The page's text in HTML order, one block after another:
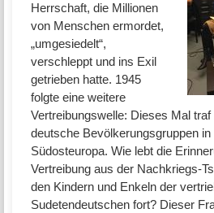
Herrschaft, die Millionen
von Menschen ermordet,
„umgesiedelt“,
verschleppt und ins Exil
getrieben hatte. 1945
folgte eine weitere
Vertreibungswelle: Dieses Mal
deutsche Bevölkerungsgruppen in
Südosteuropa. Wie lebt die
Vertreibung aus der Nachkriegs-
den Kindern und Enkeln der
Sudetendeutschen fort? Dieser